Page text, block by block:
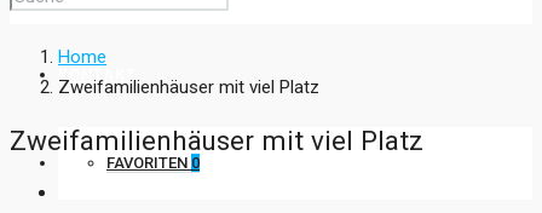
FAVORITEN 0
Home
Zweifamilienhäuser mit viel Platz
Zweifamilienhäuser mit viel Platz